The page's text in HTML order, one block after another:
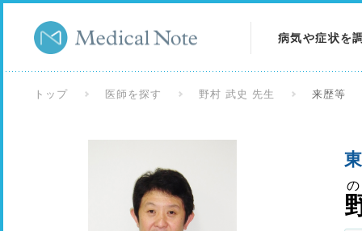
病気や症状を
検査を調べる
トップ 医師を探す 野村 武史 先生 来歴等